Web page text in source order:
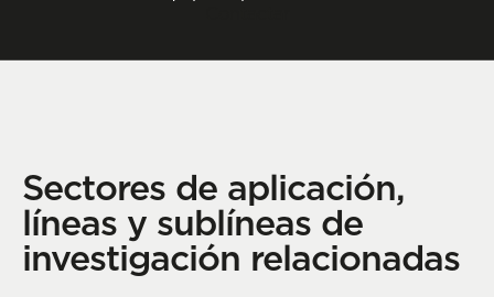
Sectores de aplicación,
líneas y sublíneas de
investigación relacionadas